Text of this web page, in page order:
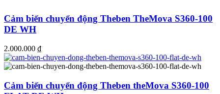
Cảm biến chuyển động Theben TheMova S360-100
DE WH
2.000.000 ₫
Cảm biến chuyển động Theben theMova S360-100